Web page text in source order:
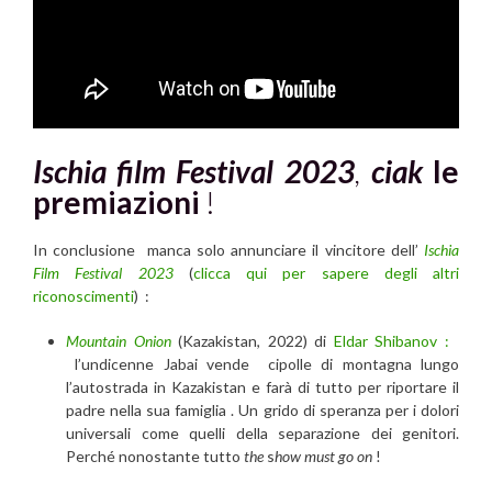
Ischia film Festival 2023, ciakle
premiazioni !
In conclusione manca solo annunciare il vincitore dell’ Ischia
Film Festival 2023(clicca qui per sapere degli altri
riconoscimenti) :
Mountain Onion(Kazakistan, 2022) di Eldar Shibanov :
l’undicenne Jabai vende cipolle di montagna lungo
l’autostrada in Kazakistan e farà di tutto per riportare il
padre nella sua famiglia . Un grido di speranza per i dolori
universali come quelli della separazione dei genitori.
Perché nonostante tutto the show must go on !